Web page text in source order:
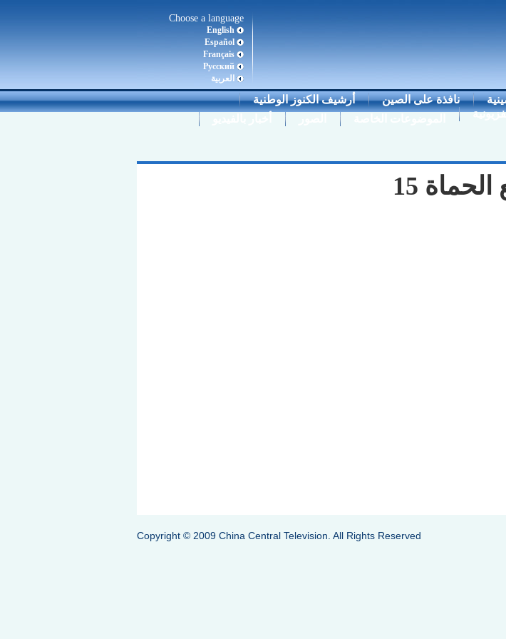
Choose a language
English
Español
Français
Pусский
العربية
نافذة على الصين
أرشيف الكنوز الوطنية
15
Copyright © 2009 China Central Television. All Rights Reserved